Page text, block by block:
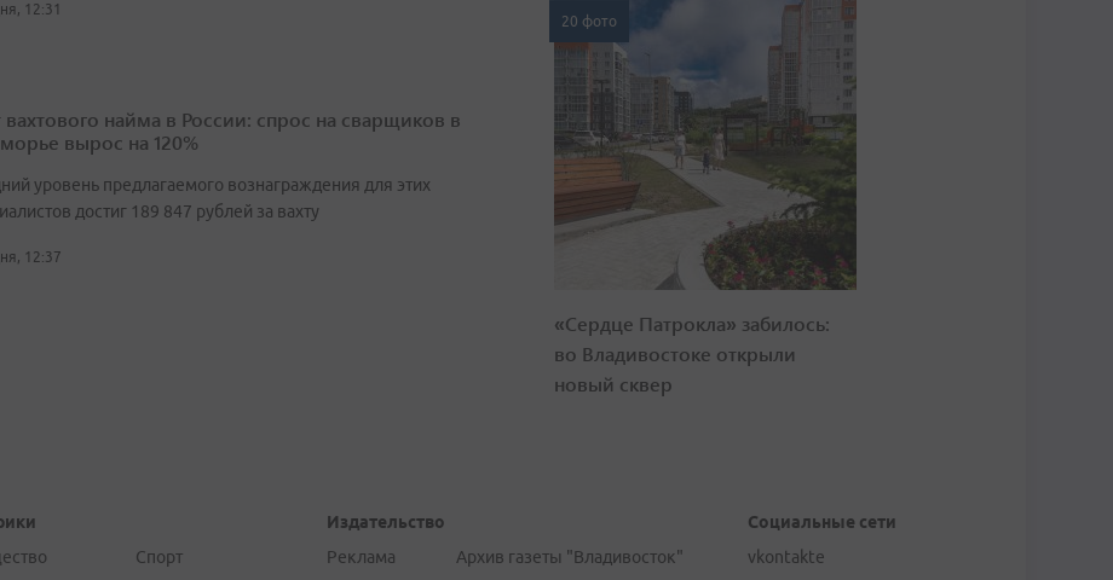
12:31
вахтового найма в России: спрос на сварщиков в
вырос на 120%
уровень предлагаемого вознаграждения для этих
достиг 189 847 рублей за вахту
12:37
20 фото
«Сердце Патрокла» забилось:
во Владивостоке открыли
новый сквер
Спорт
Издательство
Реклама
Архив газеты "Владивосток"
Социальные сети
vkontakte